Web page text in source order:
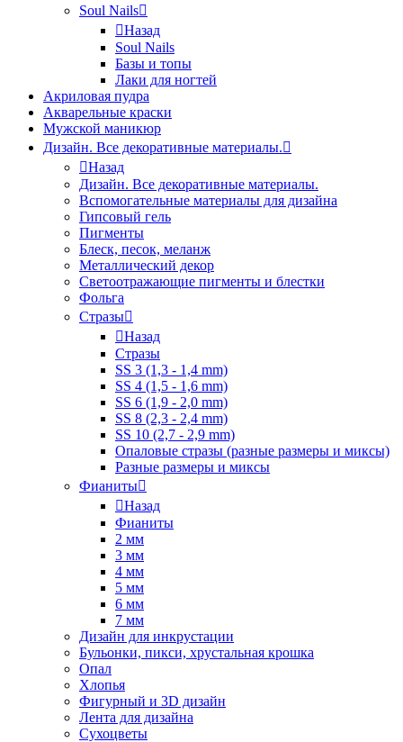
Soul Nails
Назад
Soul Nails
Базы и топы
Лаки для ногтей
Акриловая пудра
Акварельные краски
Мужской маникюр
Дизайн. Все декоративные материалы.
Назад
Дизайн. Все декоративные материалы.
Вспомогательные материалы для дизайна
Гипсовый гель
Пигменты
Блеск, песок, меланж
Металлический декор
Светоотражающие пигменты и блестки
Фольга
Стразы
Назад
Стразы
SS 3 (1,3 - 1,4 mm)
SS 4 (1,5 - 1,6 mm)
SS 6 (1,9 - 2,0 mm)
SS 8 (2,3 - 2,4 mm)
SS 10 (2,7 - 2,9 mm)
Опаловые стразы (разные размеры и миксы)
Разные размеры и миксы
Фианиты
Назад
Фианиты
2 мм
3 мм
4 мм
5 мм
6 мм
7 мм
Дизайн для инкрустации
Бульонки, пикси, хрустальная крошка
Опал
Хлопья
Фигурный и 3D дизайн
Лента для дизайна
Сухоцветы